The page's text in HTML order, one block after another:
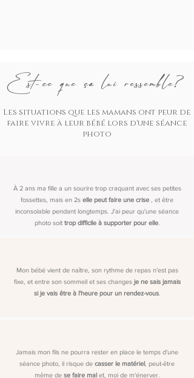
Est-ce que ça lui ressemble?
Les situations que les mamans ont peur de
faire vivre à leur bébé lors d'une séance
photo
À 2 ans ma fille a un sourire trop craquant avec ses petites
fossettes, mais en 2s elle peut faire une crise , et être
inconsolable pendant longtemps. J'ai peur qu'une séance
photo soit trop difficile à supporter pour elle.
Mon bébé vient de naître, son rythme de repas n'est pas
fixe, et entre son sommeil et ses changesje ne sais jamais
si je vais être à l'heure pour un rendez-vous.
Jamais mon fils ne pourra rester en place le temps d'une
séance photo, il risque de casser le matériel , peut-être
même de se faire malet, moi de m'énerver.